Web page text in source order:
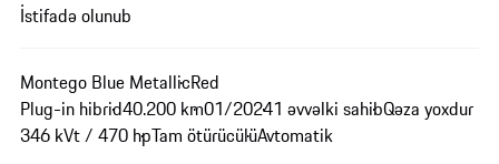
İstifadə olunub
Montego Blue MetallicRed
Plug-in hibrid40.200 km01/20241 əvvəlki sahibQəza yoxdur
346 kVt / 470 hpTam ötürücülüAvtomatik